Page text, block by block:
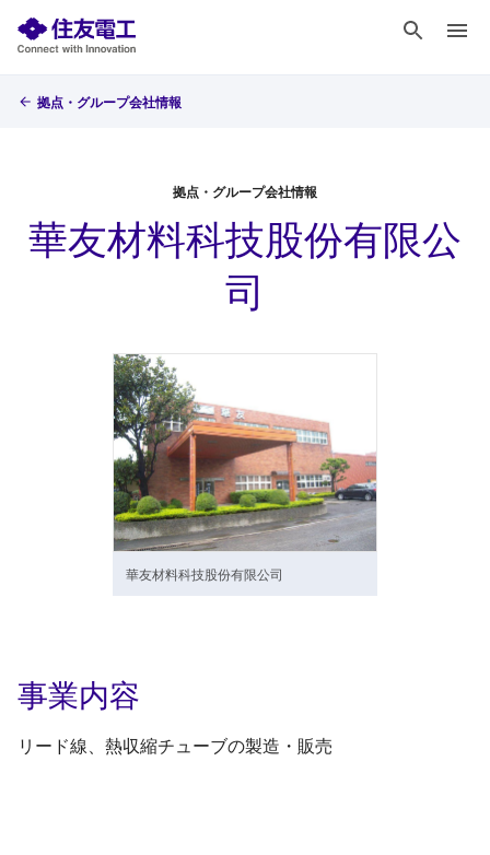
拠点・グループ会社情報
拠点・グループ会社情報
華友材料科技股份有限公
司
華友材料科技股份有限公司
事業内容
リード線、熱収縮チューブの製造・販売